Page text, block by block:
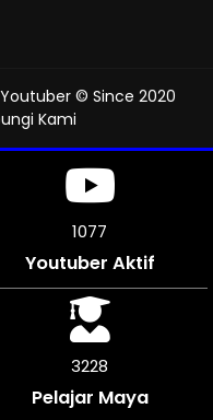
© Since 2020
Kami
1206
Youtuber Aktif
3615
Pelajar Maya